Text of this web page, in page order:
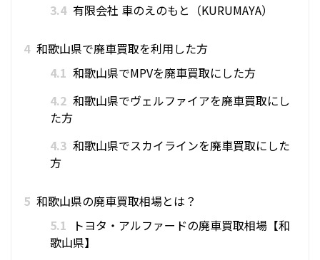
3.4 有限会社 車のえのもと（KURUMAYA）
4 和歌山県で廃車買取を利用した方
4.1 和歌山県でMPVを廃車買取にした方
4.2 和歌山県でヴェルファイアを廃車買取にし
た方
4.3 和歌山県でスカイラインを廃車買取にした
方
5 和歌山県の廃車買取相場とは？
5.1
トヨタ・アルファードの廃車買取相場【和
歌山県】